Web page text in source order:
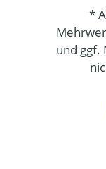
*
und ggf.